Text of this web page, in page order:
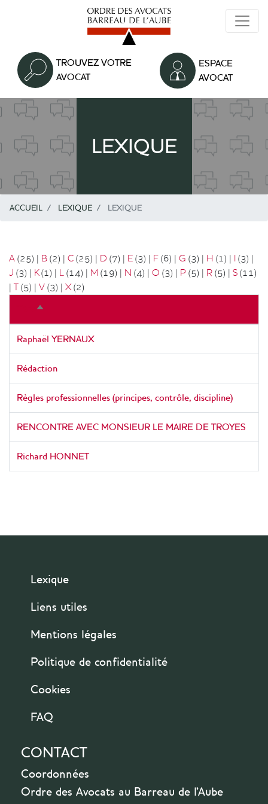
principal
TROUVEZ VOTRE
AVOCAT
ESPACE
AVOCAT
LEXIQUE
ACCUEIL LEXIQUE LEXIQUE
A (25) | B (2) | C (25) | D (7) | E (3) | F (6) | G (3) | H (1) | I (3) |
J (3) | K(1) | L (14) | M (19) | N (4) | O (3) | P (5) | R (5) | S (11)
|T (5) | V (3) | X(2)
Trier
par
ordre
décroissant
Raphaël YERNAUX
Rédaction
Règles professionnelles (principes, contrôle, discipline)
RENCONTRE AVEC MONSIEUR LE MAIRE DE TROYES
Richard HONNET
Lexique
Liens utiles
Mentions légales
Politique de confidentialité
Cookies
FAQ
CONTACT
Coordonnées
Ordre des Avocats au Barreau de l'Aube